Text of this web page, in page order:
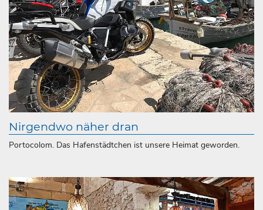
Nirgendwo näher dran
Portocolom. Das Hafenstädtchen ist unsere Heimat geworden.